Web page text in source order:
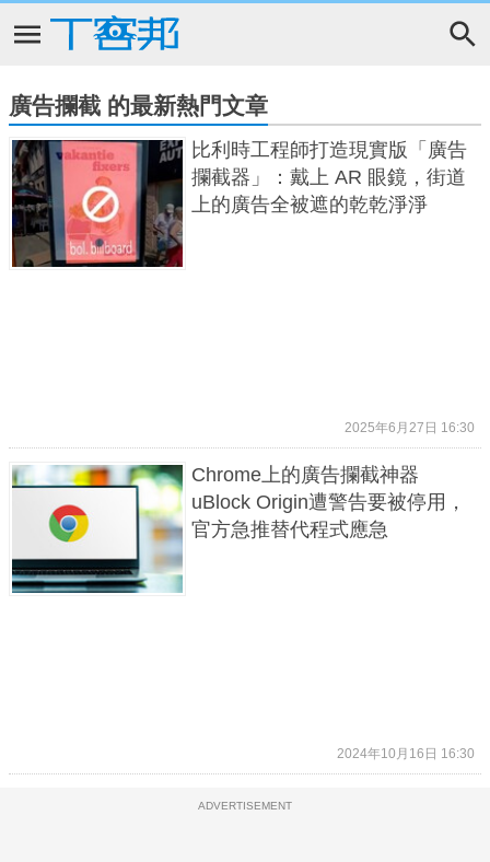
廣告攔截 的最新熱門文章
比利時工程師打造現實版「廣告
攔截器」：戴上 AR 眼鏡，街道
上的廣告全被遮的乾乾淨淨
2025年6月27日 16:30
Chrome上的廣告攔截神器
uBlock Origin遭警告要被停用，
官方急推替代程式應急
2024年10月16日 16:30
ADVERTISEMENT